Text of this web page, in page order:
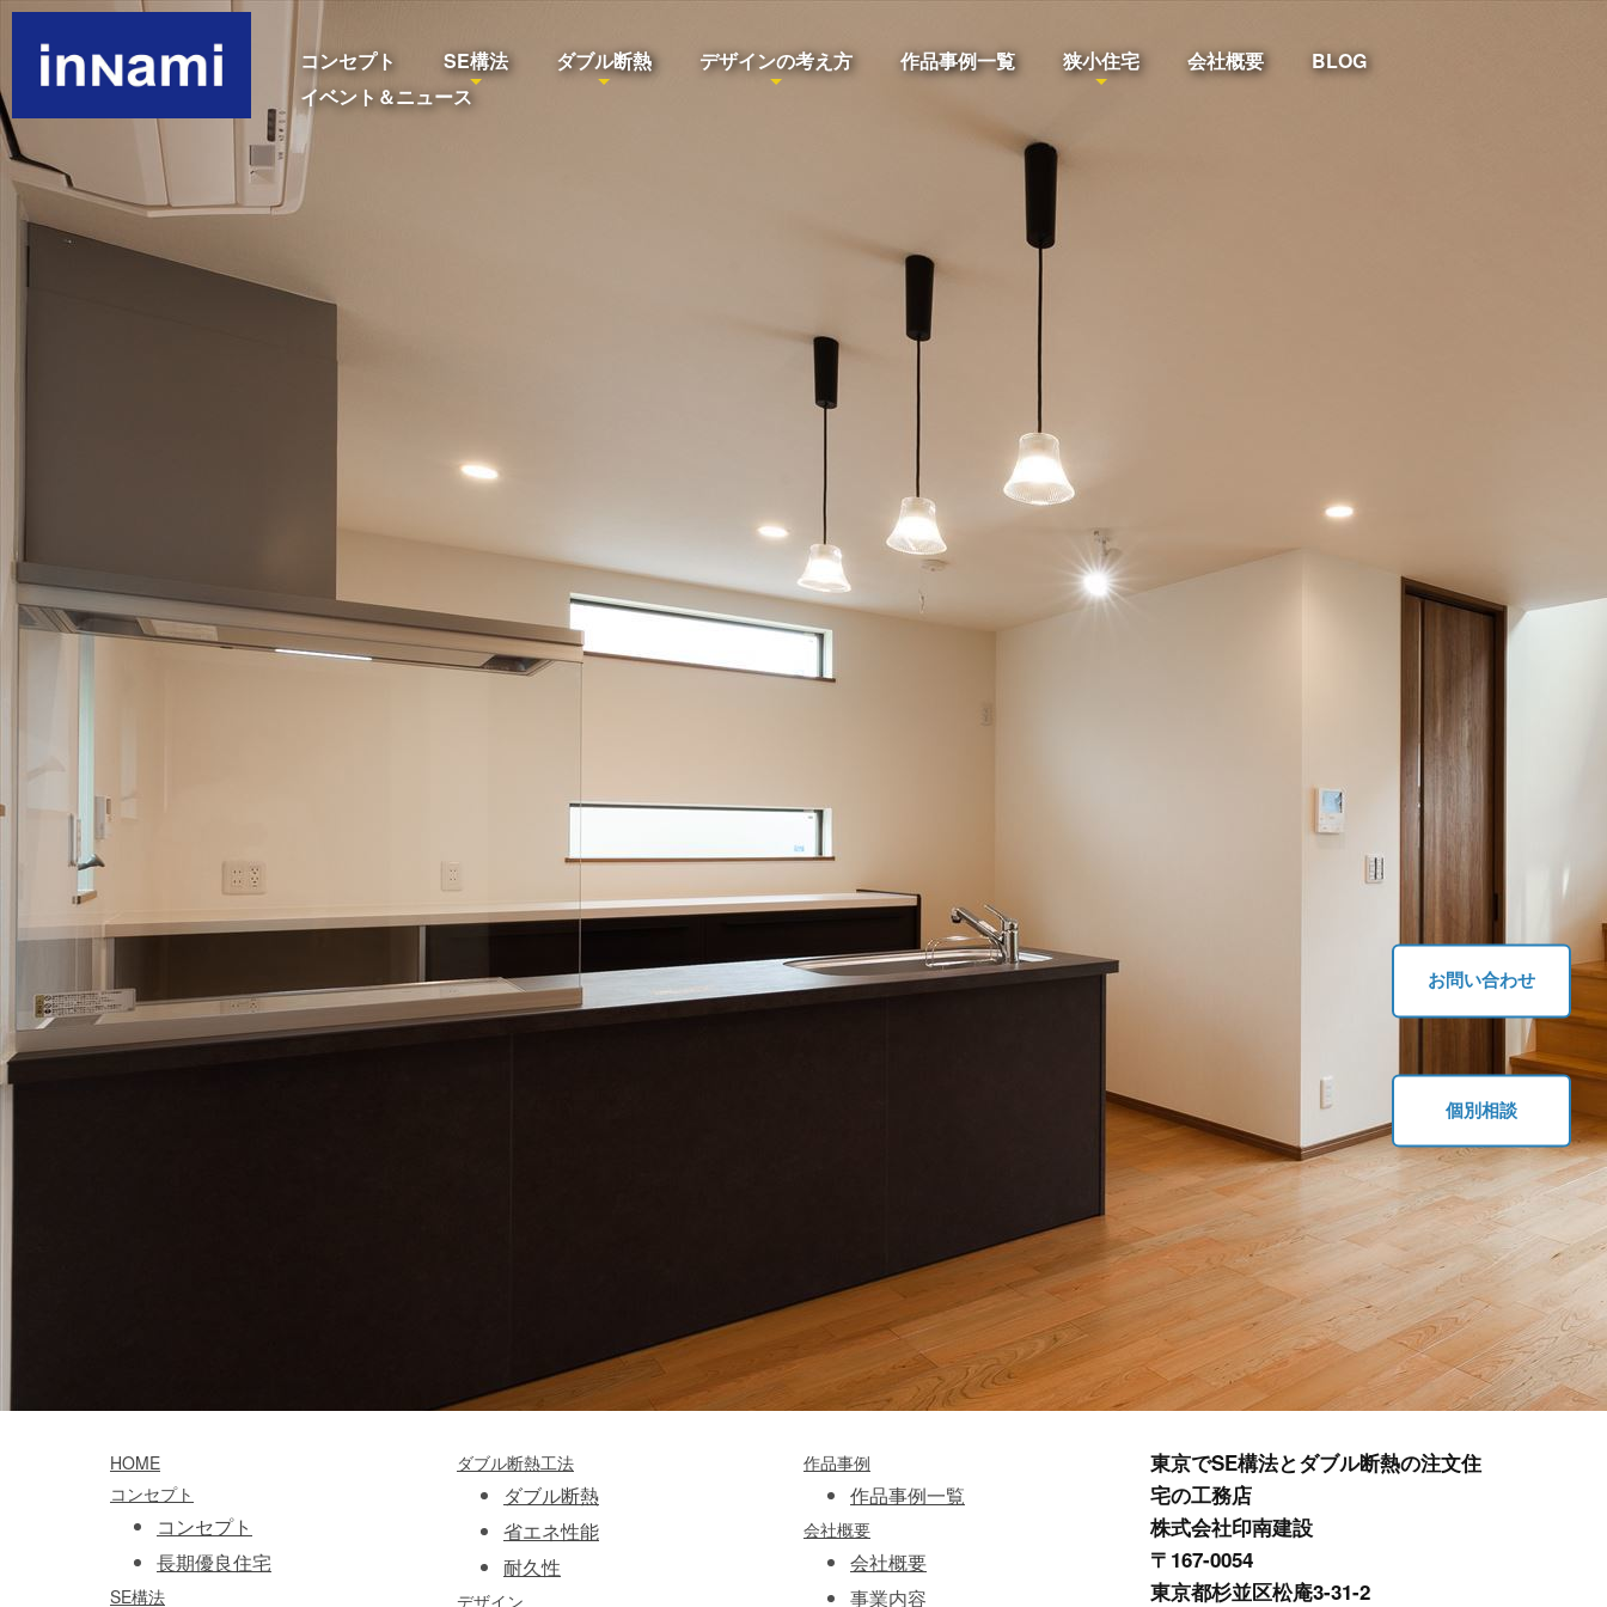
コンセプト SE構法 ダブル断熱 デザインの考え方 作品事例一覧 狭小住宅 会社概要
BLOG
イベント＆ニュース
印南建設スタッフブログ
[%list_end%]
[%category%]
[%tags%]
ページトップへ
HOME
コンセプト
コンセプト
長期優良住宅
SE構法
ダブル断熱工法
ダブル断熱
省エネ性能
耐久性
デザイン
作品事例
作品事例一覧
会社概要
会社概要
事業内容
東京でSE構法とダブル断熱の注文住
宅の工務店
株式会社印南建設
〒167-0054
東京都杉並区松庵3-31-2
お問い合わせ
個別相談